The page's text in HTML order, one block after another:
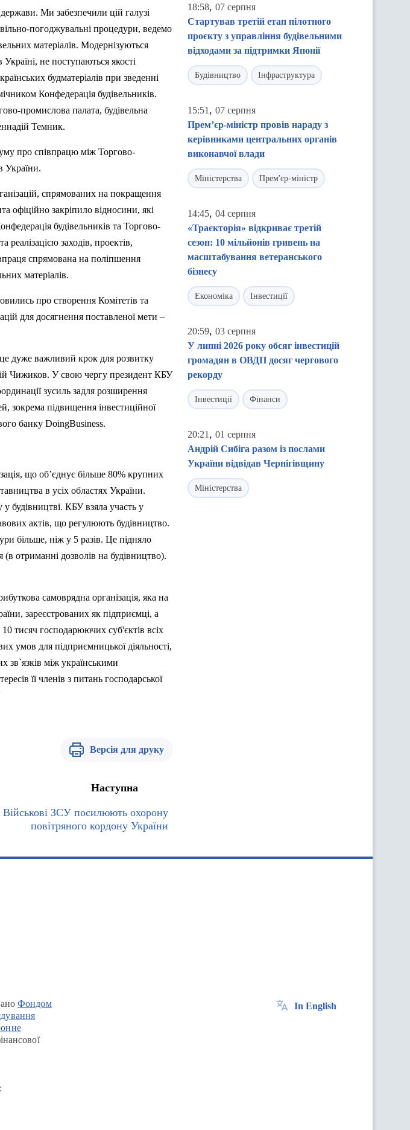
Ми забезпечили цій галузі
погоджувальні процедури, ведемо
матеріалів. Модернізуються
не поступаються якості
будматеріалів при зведенні
Конфедерація будівельників.
промислова палата, будівельна
Темник.
про співпрацю між Торгово-
України.
спрямованих на покращення
офіційно закріпило відносини, які
будівельників та Торгово-
реалізацією заходів, проектів,
спрямована на поліпшення
матеріалів.
про створення Комітетів та
для досягнення поставленої мети –
це дуже важливий крок для розвитку
Чижиков. У свою чергу президент КБУ
зусиль задля розширення
зокрема підвищення інвестиційної
банку DoingBusiness.
що об’єднує більше 80% крупних
в усіх областях України.
будівництві. КБУ взяла участь у
актів, що регулюють будівництво.
більше, ніж у 5 разів. Це підняло
(в отриманні дозволів на будівництво).
самоврядна організація, яка на
зареєстрованих як підприємці, а
тисяч господарюючих суб'єктів всіх
умов для підприємницької діяльності,
зв`язків між українськими
її членів з питань господарської
Версія для друку
Наступна
Військові ЗСУ посилюють охорону
повітряного кордону України
18:58, 07 серпня
Стартував третій етап пілотного
проєкту з управління будівельними
відходами за підтримки Японії
Будівництво Інфраструктура
15:51 , 07 серпня
Прем’єр-міністр провів нараду з
керівниками центральних органів
виконавчої влади
Міністерства Прем'єр-міністр
14:45, 04 серпня
«Траєкторія» відкриває третій
сезон: 10 мільйонів гривень на
масштабування ветеранського
бізнесу
Економіка Інвестиції
20:59, 03 серпня
У липні 2026 року обсяг інвестицій
громадян в ОВДП досяг чергового
рекорду
Інвестиції Фінанси
20:21 , 01 серпня
Андрій Сибіга разом із послами
України відвідав Чернігівщину
Міністерства
Фондом
In English